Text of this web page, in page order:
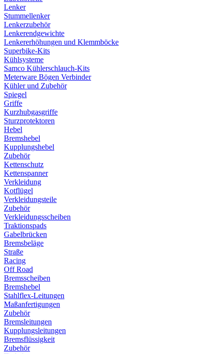
Lenker
Stummellenker
Lenkerzubehör
Lenkerendgewichte
Lenkererhöhungen und Klemmböcke
Superbike-Kits
Kühlsysteme
Samco Kühlerschlauch-Kits
Meterware Bögen Verbinder
Kühler und Zubehör
Spiegel
Griffe
Kurzhubgasgriffe
Sturzprotektoren
Hebel
Bremshebel
Kupplungshebel
Zubehör
Kettenschutz
Kettenspanner
Verkleidung
Kotflügel
Verkleidungsteile
Zubehör
Verkleidungsscheiben
Traktionspads
Gabelbrücken
Bremsbeläge
Straße
Racing
Off Road
Bremsscheiben
Bremshebel
Stahlflex-Leitungen
Maßanfertigungen
Zubehör
Bremsleitungen
Kupplungsleitungen
Bremsflüssigkeit
Zubehör